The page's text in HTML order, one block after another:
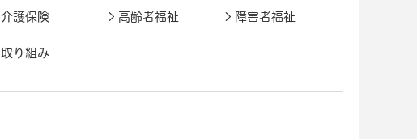
介護保険 高齢者福祉 障害者福祉
取り組み